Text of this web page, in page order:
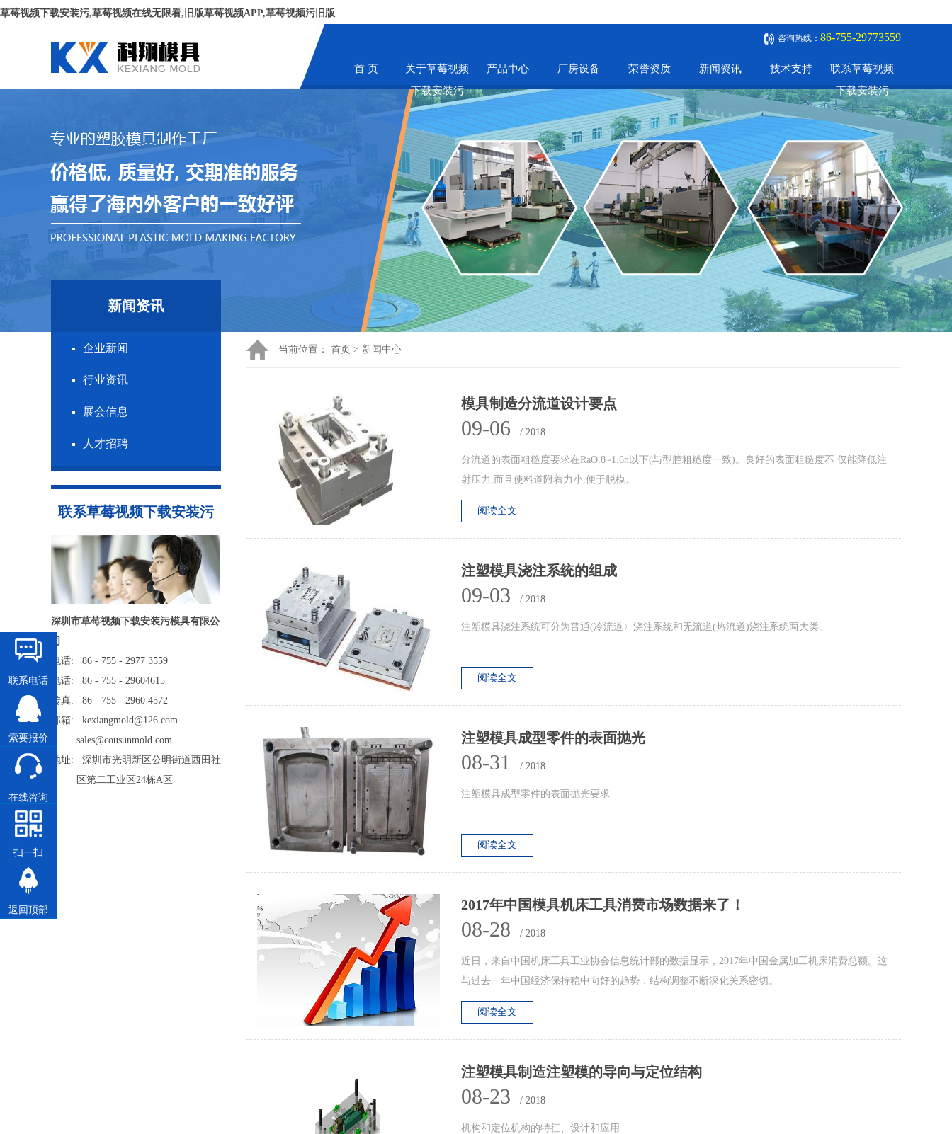
草莓视频下载安装污,草莓视频在线无限看,旧版草莓视频APP,草莓视频污旧版
咨询热线： 86-755-29773559
首 页
关于草莓视频
下载安装污
产品中心 厂房设备 荣誉资质 新闻资讯 技术支持
联系草莓视频
下载安装污
新闻资讯
企业新闻
行业资讯
展会信息
人才招聘
联系草莓视频下载安装污
深圳市草莓视频下载安装污模具有限公
司
电话: 86 - 755 - 2977 3559
电话: 86 - 755 - 29604615
传真: 86 - 755 - 2960 4572
邮箱: kexiangmold@126.com
sales@cousunmold.com
地址: 深圳市光明新区公明街道西田社
区第二工业区24栋A区
当前位置： 首页 > 新闻中心
模具制造分流道设计要点
09-06 / 2018
分流道的表面粗糙度要求在RaO.8~1.6n以下(与型腔粗糙度一致)。良好的表面粗糙度不 仅能降低注
射压力,而且使料道附着力小,便于脱模。
阅读全文
注塑模具浇注系统的组成
09-03 / 2018
注塑模具浇注系统可分为普通(冷流道〉浇注系统和无流道(热流道)浇注系统两大类。
阅读全文
注塑模具​成型零件的表面抛光
08-31 / 2018
注塑模具成型零件的表面抛光要求
阅读全文
2017年中国模具机床工具消费市场数据来了！
08-28 / 2018
近日，来自中国机床工具工业协会信息统计部的数据显示，2017年中国金属加工机床消费总额。这
与过去一年中国经济保持稳中向好的趋势，结构调整不断深化关系密切。
阅读全文
注塑模具制造注塑模的导向与定位结构
08-23 / 2018
机构和定位机构的特征、设计和应用
联系电话
索要报价
在线咨询
扫一扫
返回顶部